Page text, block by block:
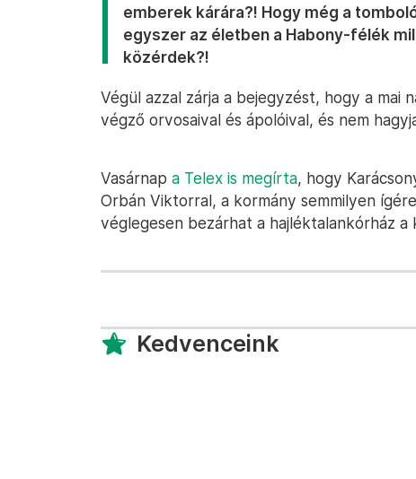
emberek kárára?! Hogy még a
egyszer az életben a Habony-félék
közérdek?!
Végül azzal zárja a bejegyzést, hogy a mai
végző orvosaival és ápolóival, és nem
Vasárnap a Telex is megírta, hogy
Orbán Viktorral, a kormány semmilyen
véglegesen bezárhat a hajléktalankórház
Kedvenceink